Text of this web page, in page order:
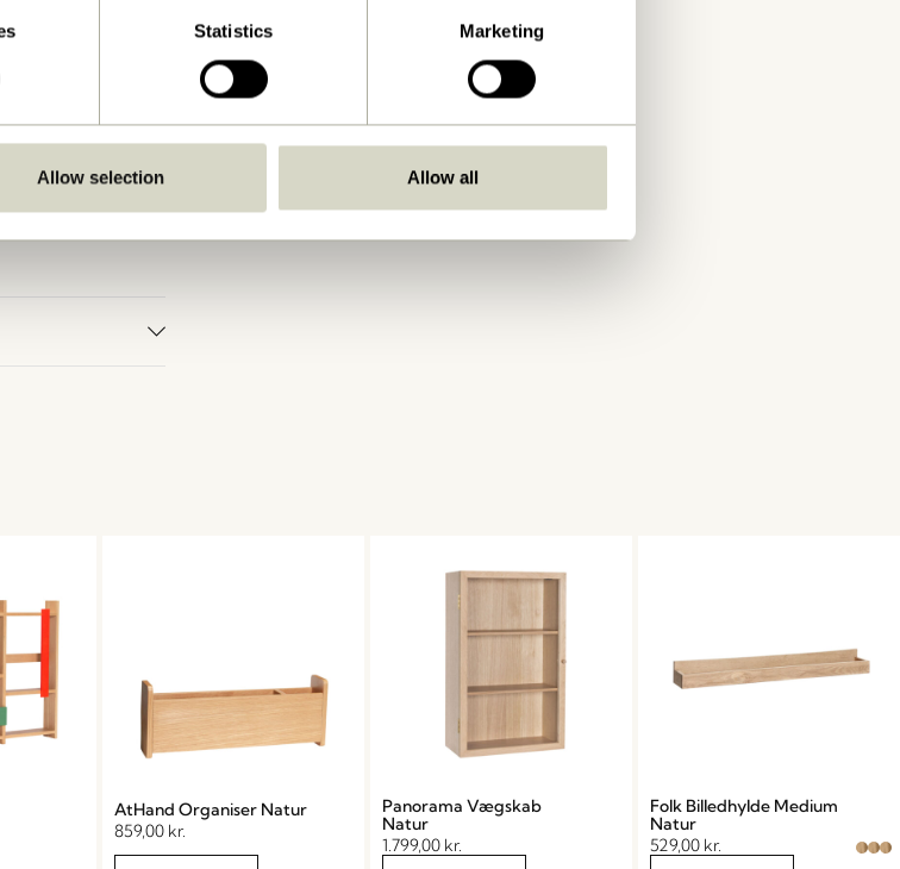
Statistics Marketing
Allow selection Allow all
AtHand Organiser Natur
859,00 kr.
Panorama Vægskab
Natur
1.799,00 kr.
Folk Billedhylde Medium
Natur
529,00 kr.